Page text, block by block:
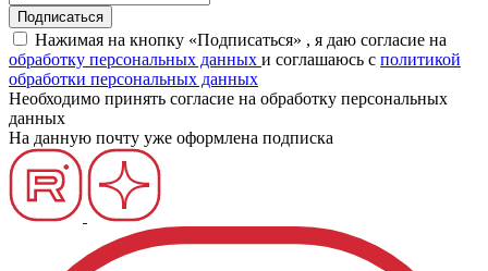
Нажимая на кнопку «Подписаться» , я даю согласие на
обработку персональных данных и соглашаюсь c политикой
обработки персональных данных
Необходимо принять согласие на обработку персональных
данных
На данную почту уже оформлена подписка